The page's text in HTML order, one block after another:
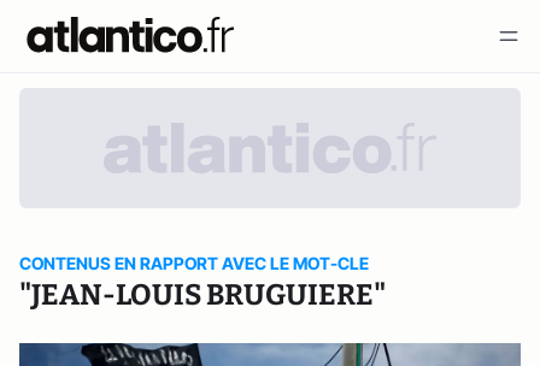
CONTENUS EN RAPPORT AVEC LE MOT-CLE
"JEAN-LOUIS BRUGUIERE"